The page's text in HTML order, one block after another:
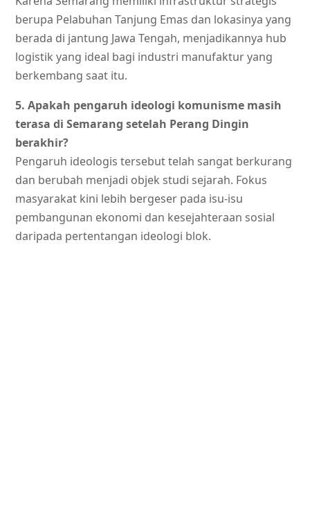
berupa Pelabuhan Tanjung Emas dan lokasinya yang
berada di jantung Jawa Tengah, menjadikannya hub
logistik yang ideal bagi industri manufaktur yang
berkembang saat itu.
5. Apakah pengaruh ideologi komunisme masih
terasa di Semarang setelah Perang Dingin
berakhir?
Pengaruh ideologis tersebut telah sangat berkurang
dan berubah menjadi objek studi sejarah. Fokus
masyarakat kini lebih bergeser pada isu-isu
pembangunan ekonomi dan kesejahteraan sosial
daripada pertentangan ideologi blok.